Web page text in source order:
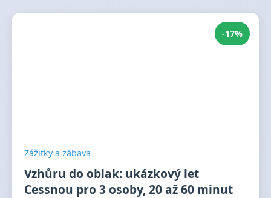
-17%
Zážitky a zábava
Vzhůru do oblak: ukázkový let
Cessnou pro 3 osoby, 20 až 60 minut